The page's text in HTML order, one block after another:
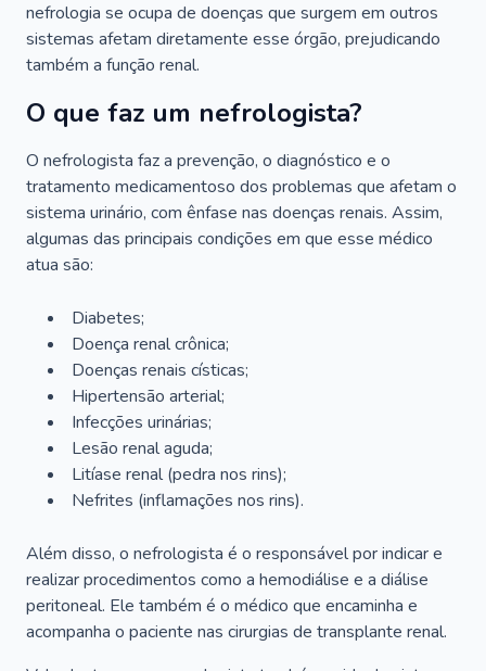
nefrologia se ocupa de doenças que surgem em outros
sistemas afetam diretamente esse órgão, prejudicando
também a função renal.
O que faz um nefrologista?
O nefrologista faz a prevenção, o diagnóstico e o
tratamento medicamentoso dos problemas que afetam o
sistema urinário, com ênfase nas doenças renais. Assim,
algumas das principais condições em que esse médico
atua são:
Diabetes;
Doença renal crônica;
Doenças renais císticas;
Hipertensão arterial;
Infecções urinárias;
Lesão renal aguda;
Litíase renal (pedra nos rins);
Nefrites (inflamações nos rins).
Além disso, o nefrologista é o responsável por indicar e
realizar procedimentos como a hemodiálise e a diálise
peritoneal. Ele também é o médico que encaminha e
acompanha o paciente nas cirurgias de transplante renal.